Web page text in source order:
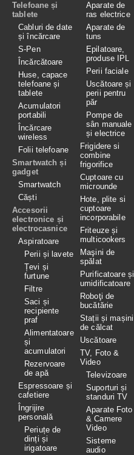
Telefoane și
tablete
Cabluri de date
și încărcare
S-Pen
Încărcătoare
Huse, capace
telefoane și
tablete
Acumulatori
portabili
Încărcare
wireless
Folii telefoane
Smartwatch și
gadget
Smartwatch
Căști
Accesorii
electronice și
electrocasnice
Aspiratoare
Perii și lavete
Țevi și
furtune
Filtre
Saci și
recipiente
praf
Alimentatoare
și
acumulatori
Rezervoare
de apă
Espressoare și
cafetiere
Îngrijire
personală
Periuțe de
dinți și
irigatoare
Aparate de
ras electrice
Aparate de
tuns
Epilatoare,
produse IPL
Perii faciale
Uscătoare și
perii pentru
păr
Pompe de
sân manuale
și electrice
Frigidere si
combine
frigorifice
Cuptoare cu
microunde
Hote, plite si
cuptoare
incorporabile
Friteuze și
multicookers
Maşini de
spălat
Purificatoare și
umidificatoare
Roboţi de
bucătărie
Stații și mașini
de călcat
Uscătoare
TV, Foto &
Video
Televizoare
Suporturi și
standuri TV
Aparate Foto
& Camere
Video
Sisteme
audio